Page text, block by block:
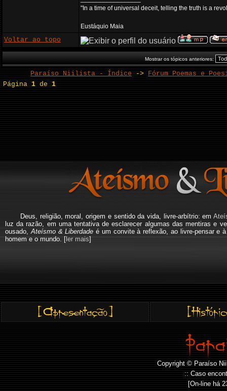
"In a time of universal deceit, telling the truth is a
Eustáquio Maia
Voltar ao topo
Mostrar os tópicos anteriores:
Paraíso Niilista - Índice -> Fórum Poemas e
Página1 de1
Deus, religião, moral, origem e sentido da vida, livre-arbítrio: em
luz da razão, em uma tentativa de esclarecer algumas das mentiras e
ousado, Ateísmo & Liberdade é um convite à reflexão, ao livre-pensar e
homem e o mundo. [ler mais]
Copyright © Paraíso
:: Caso
[On-line há